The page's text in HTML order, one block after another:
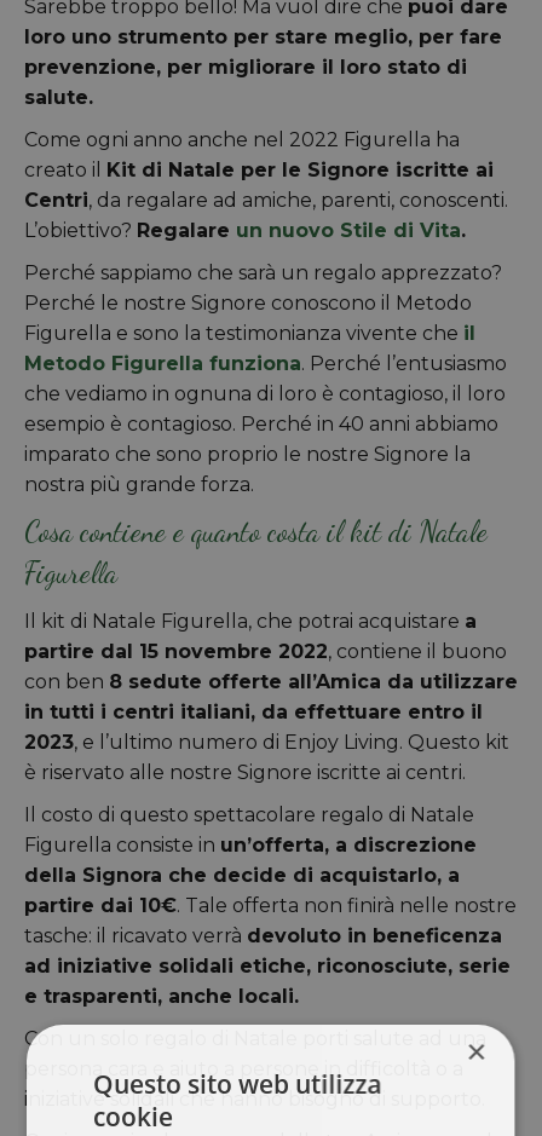
Sarebbe troppo bello! Ma vuol dire che puoi dare
loro uno strumento per stare meglio, per fare
prevenzione, per migliorare il loro stato di
salute.
Come ogni anno anche nel 2022 Figurella ha
creato il Kit di Natale per le Signore iscritte ai
Centri, da regalare ad amiche, parenti, conoscenti.
L’obiettivo? Regalare un nuovo Stile di Vita.
Perché sappiamo che sarà un regalo apprezzato?
Perché le nostre Signore conoscono il Metodo
Figurella e sono la testimonianza vivente che il
Metodo Figurella funziona. Perché l’entusiasmo
che vediamo in ognuna di loro è contagioso, il loro
esempio è contagioso. Perché in 40 anni abbiamo
imparato che sono proprio le nostre Signore la
nostra più grande forza.
Cosa contiene e quanto costa il kit di Natale
Figurella
Il kit di Natale Figurella, che potrai acquistare a
partire dal 15 novembre 2022, contiene il buono
con ben 8 sedute offerte all’Amica da utilizzare
in tutti i centri italiani, da effettuare entro il
2023, e l’ultimo numero di Enjoy Living. Questo kit
è riservato alle nostre Signore iscritte ai centri.
Il costo di questo spettacolare regalo di Natale
Figurella consiste in un’offerta, a discrezione
della Signora che decide di acquistarlo, a
partire dai 10€. Tale offerta non finirà nelle nostre
tasche: il ricavato verrà devoluto in beneficenza
ad iniziative solidali etiche, riconosciute, serie
e trasparenti, anche locali.
Con un solo regalo di Natale porti salute ad una
persona cara e aiuto a persone in difficoltà o a
iniziative solidali che hanno bisogno di supporto.
×
Questo sito web utilizza
cookie